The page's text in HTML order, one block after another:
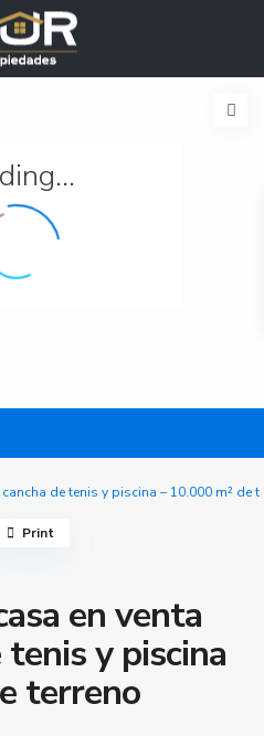
de tenis y piscina – 10.000 m² de t
en venta
tenis y piscina
terreno
Print